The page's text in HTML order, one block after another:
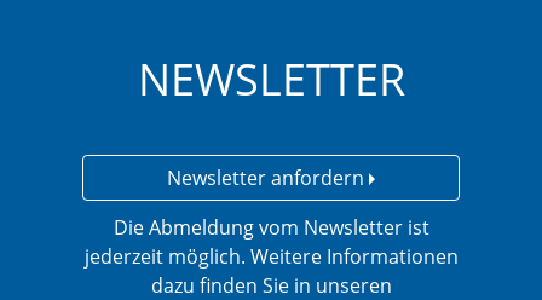
NEWSLETTER
Newsletter anfordern
Die Abmeldung vom Newsletter ist
jederzeit möglich. Weitere Informationen
dazu finden Sie in unseren